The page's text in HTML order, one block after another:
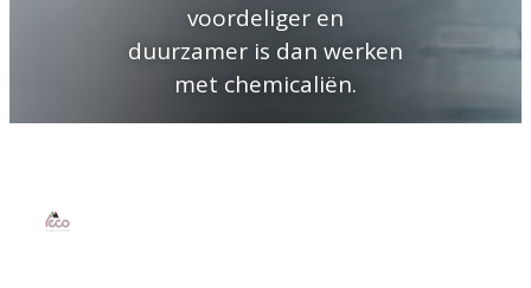
voordeliger en
duurzamer is dan werken
met chemicaliën.